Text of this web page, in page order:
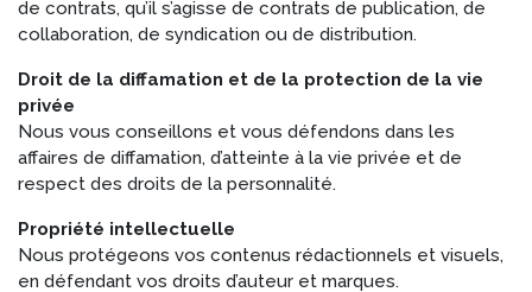
de contrats, qu’il s’agisse de contrats de publication, de
collaboration, de syndication ou de distribution.
Droit de la diffamation et de la protection de la vie
privée
Nous vous conseillons et vous défendons dans les
affaires de diffamation, d’atteinte à la vie privée et de
respect des droits de la personnalité.
Propriété intellectuelle
Nous protégeons vos contenus rédactionnels et visuels,
en défendant vos droits d’auteur et marques.